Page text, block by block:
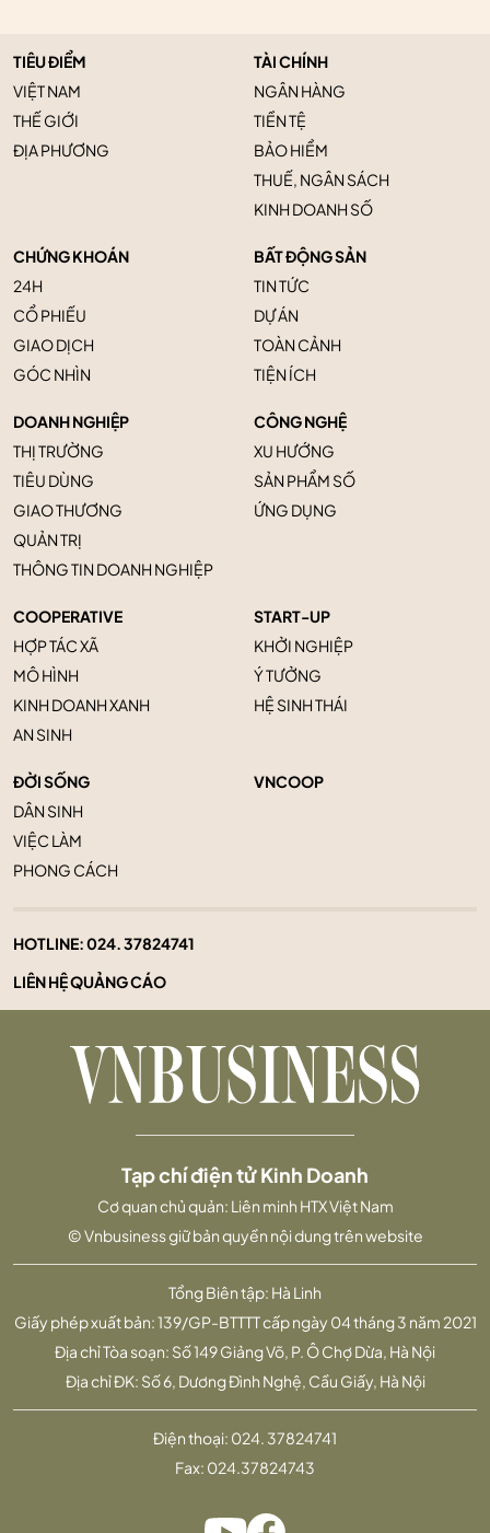
TIÊU ĐIỂM
VIỆT NAM
THẾ GIỚI
ĐỊA PHƯƠNG
TÀI CHÍNH
NGÂN HÀNG
TIỀN TỆ
BẢO HIỂM
THUẾ, NGÂN SÁCH
KINH DOANH SỐ
CHỨNG KHOÁN
24H
CỔ PHIẾU
GIAO DỊCH
GÓC NHÌN
BẤT ĐỘNG SẢN
TIN TỨC
DỰ ÁN
TOÀN CẢNH
TIỆN ÍCH
DOANH NGHIỆP
THỊ TRƯỜNG
TIÊU DÙNG
GIAO THƯƠNG
QUẢN TRỊ
THÔNG TIN DOANH NGHIỆP
CÔNG NGHỆ
XU HƯỚNG
SẢN PHẨM SỐ
ỨNG DỤNG
COOPERATIVE
HỢP TÁC XÃ
MÔ HÌNH
KINH DOANH XANH
AN SINH
START-UP
KHỞI NGHIỆP
Ý TƯỞNG
HỆ SINH THÁI
ĐỜI SỐNG
DÂN SINH
VIỆC LÀM
PHONG CÁCH
VNCOOP
HOTLINE:024. 37824741
LIÊN HỆ QUẢNG CÁO
Tổng Biên tập: Hà Linh
Giấy phép xuất bản: 139/GP-BTTTT cấp ngày 04 tháng 3 năm 2021
Địa chỉ Tòa soạn: Số 149 Giảng Võ, P. Ô Chợ Dừa, Hà Nội
Địa chỉ ĐK: Số 6, Dương Đình Nghệ, Cầu Giấy, Hà Nội
Tạp chí điện tử Kinh Doanh
Cơ quan chủ quản: Liên minh HTX Việt Nam
© Vnbusiness giữ bản quyền nội dung trên website
Điện thoại: 024. 37824741
Fax: 024.37824743